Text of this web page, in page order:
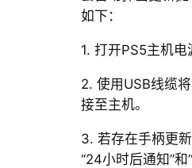
如下：
1. 打开PS5主机电
2. 使用USB线缆
接至主机。
3. 若存在手柄更
“24小时后通知”和